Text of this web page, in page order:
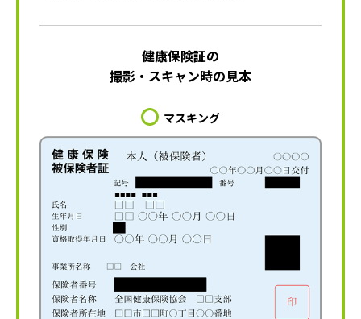
健康保険証の
撮影・スキャン時の見本
マスキング